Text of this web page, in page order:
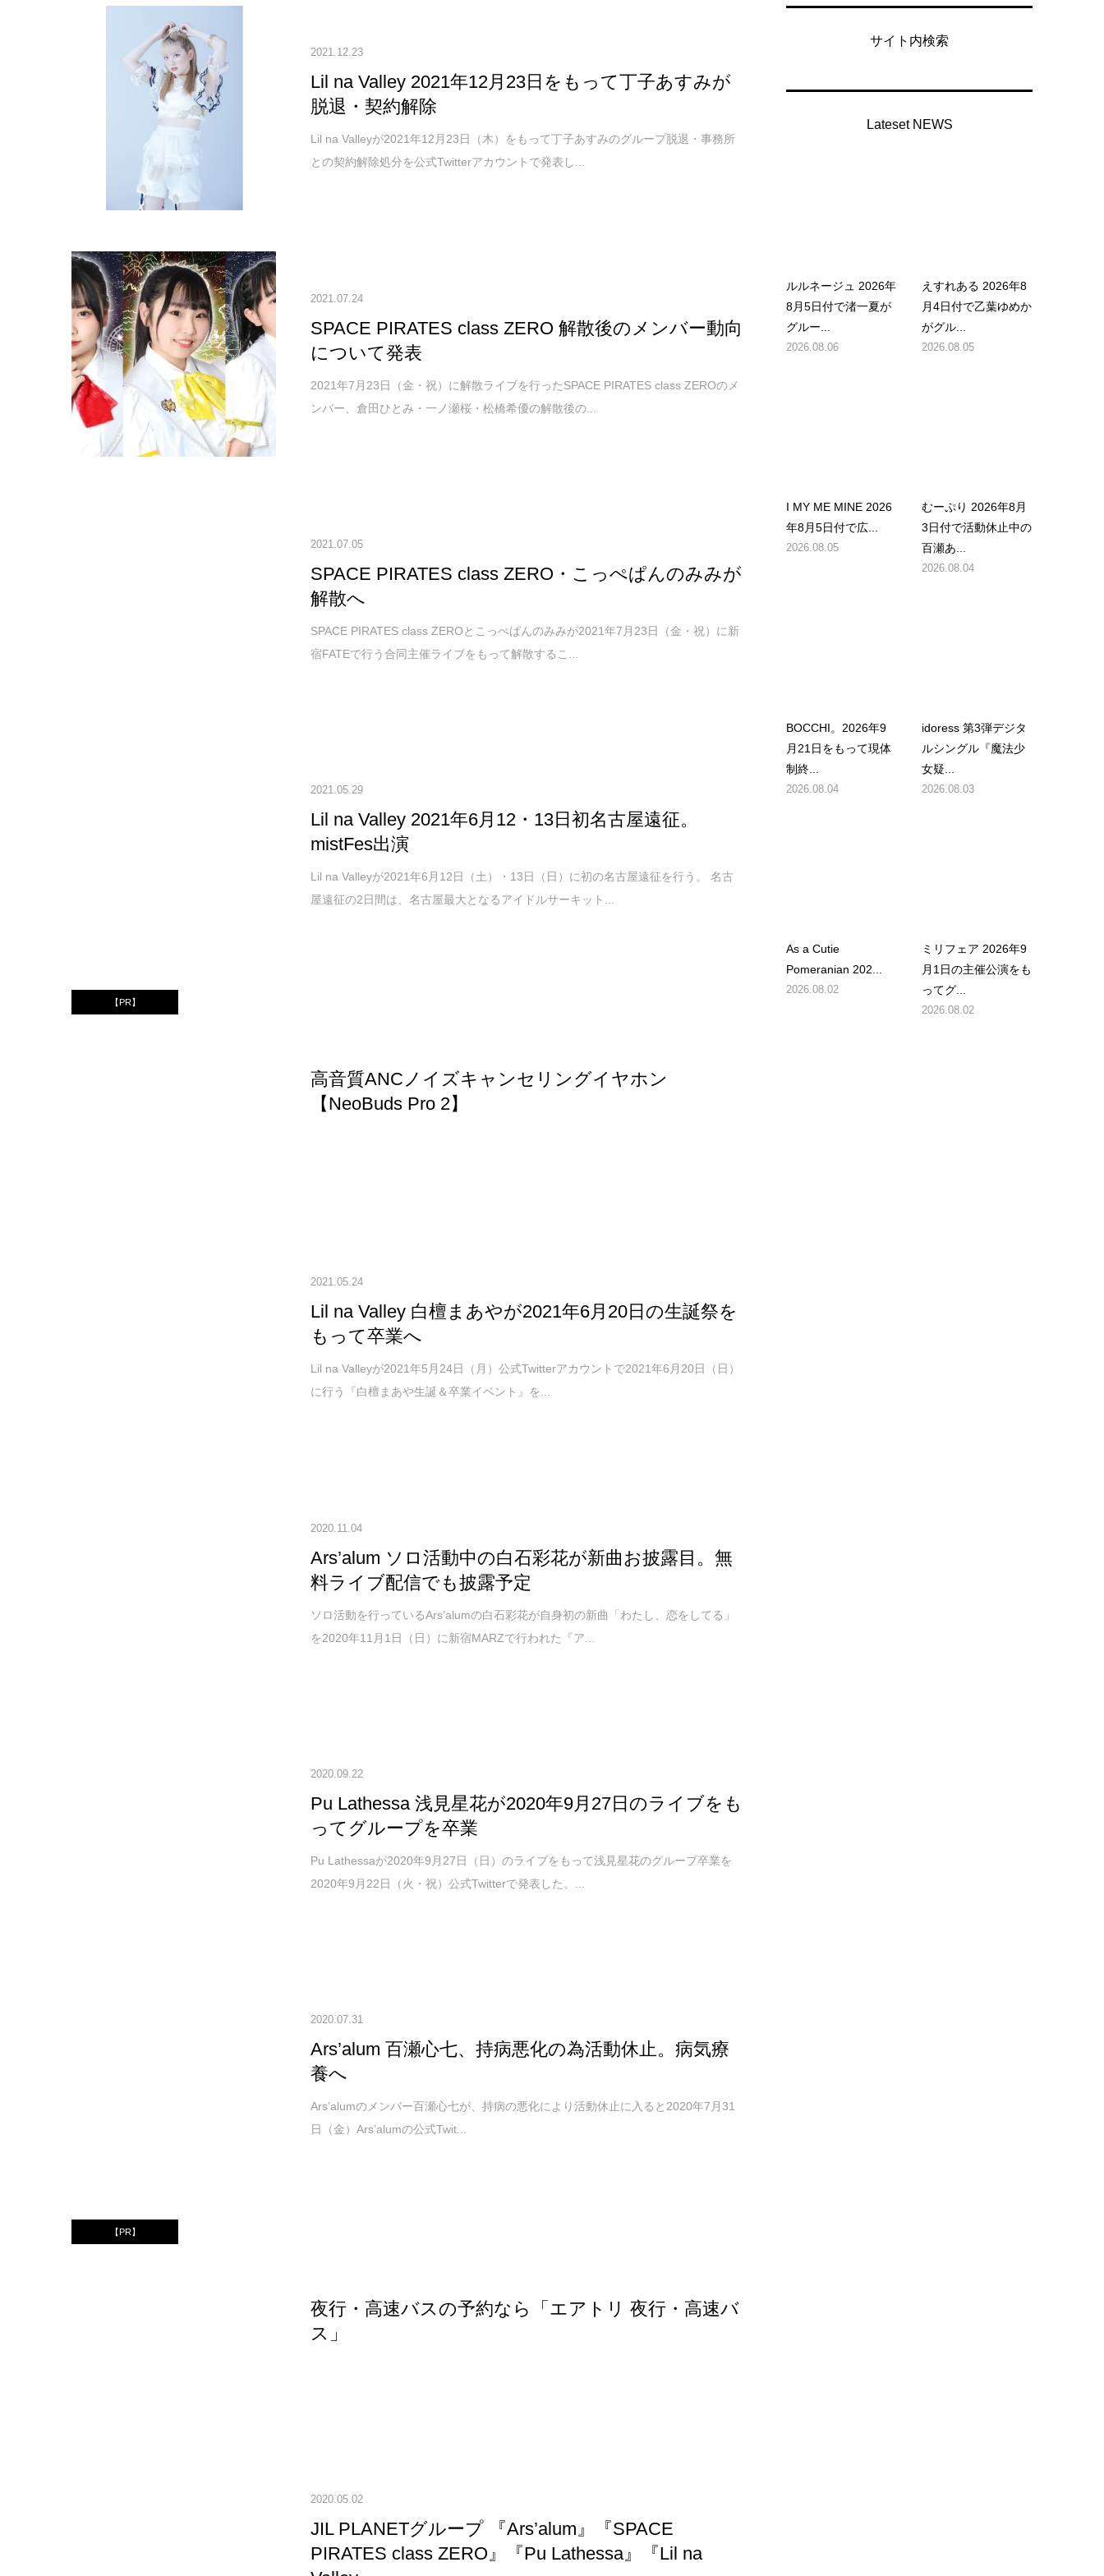
2021.12.23
Lil na Valley 2021年12月23日をもって丁子あすみが
脱退・契約解除
Lil na Valleyが2021年12月23日（木）をもって丁子あすみのグループ脱退・事務所
との契約解除処分を公式Twitterアカウントで発表し...
2021.07.24
SPACE PIRATES class ZERO 解散後のメンバー動向
について発表
2021年7月23日（金・祝）に解散ライブを行ったSPACE PIRATES class ZEROのメ
ンバー、倉田ひとみ・一ノ瀬桜・松橋希優の解散後の...
2021.07.05
SPACE PIRATES class ZERO・こっぺぱんのみみが
解散へ
SPACE PIRATES class ZEROとこっぺぱんのみみが2021年7月23日（金・祝）に新
宿FATEで行う合同主催ライブをもって解散するこ...
2021.05.29
Lil na Valley 2021年6月12・13日初名古屋遠征。
mistFes出演
Lil na Valleyが2021年6月12日（土）・13日（日）に初の名古屋遠征を行う。 名古
屋遠征の2日間は、名古屋最大となるアイドルサーキット...
【PR】
高音質ANCノイズキャンセリングイヤホン
【NeoBuds Pro 2】
2021.05.24
Lil na Valley 白檀まあやが2021年6月20日の生誕祭を
もって卒業へ
Lil na Valleyが2021年5月24日（月）公式Twitterアカウントで2021年6月20日（日）
に行う『白檀まあや生誕＆卒業イベント』を...
2020.11.04
Ars’alum ソロ活動中の白石彩花が新曲お披露目。無
料ライブ配信でも披露予定
ソロ活動を行っているArs’alumの白石彩花が自身初の新曲「わたし、恋をしてる」
を2020年11月1日（日）に新宿MARZで行われた『ア...
2020.09.22
Pu Lathessa 浅見星花が2020年9月27日のライブをも
ってグループを卒業
Pu Lathessaが2020年9月27日（日）のライブをもって浅見星花のグループ卒業を
2020年9月22日（火・祝）公式Twitterで発表した。...
2020.07.31
Ars’alum 百瀬心七、持病悪化の為活動休止。病気療
養へ
Ars’alumのメンバー百瀬心七が、持病の悪化により活動休止に入ると2020年7月31
日（金）Ars’alumの公式Twit...
【PR】
夜行・高速バスの予約なら「エアトリ 夜行・高速バ
ス」
2020.05.02
JIL PLANETグループ 『Ars’alum』『SPACE
PIRATES class ZERO』『Pu Lathessa』『Lil na
サイト内検索
Lateset NEWS
ルルネージュ 2026年
8月5日付で渚一夏が
グルー...
2026.08.06
えすれある 2026年8
月4日付で乙葉ゆめか
がグル...
2026.08.05
I MY ME MINE 2026
年8月5日付で広...
2026.08.05
むーぷり 2026年8月
3日付で活動休止中の
百瀬あ...
2026.08.04
BOCCHI。2026年9
月21日をもって現体
制終...
2026.08.04
idoress 第3弾デジタ
ルシングル『魔法少
女疑...
2026.08.03
As a Cutie
Pomeranian 202...
2026.08.02
ミリフェア 2026年9
月1日の主催公演をも
ってグ...
2026.08.02